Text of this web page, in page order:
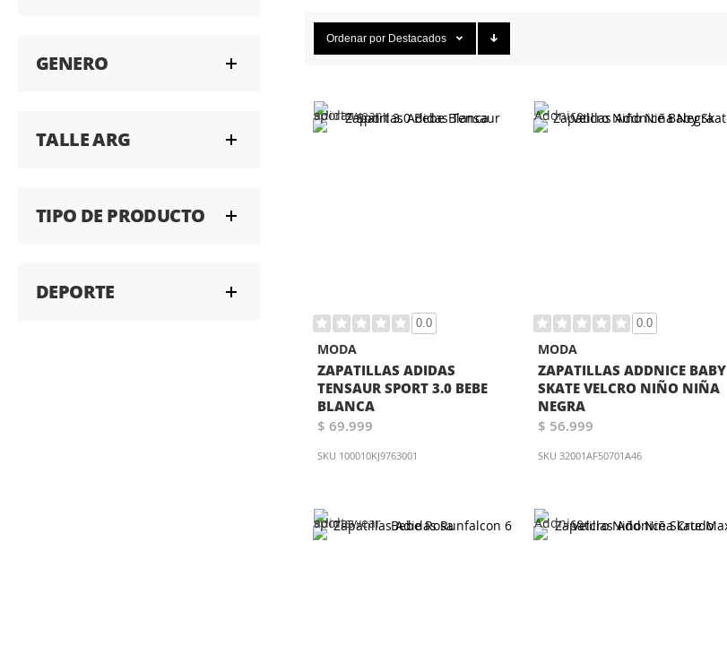
Ordenar por Destacados
0.0
MODA
ZAPATILLAS ADIDAS
TENSAUR SPORT 3.0 BEBE
BLANCA
$ 69.999
SKU 100010KJ9763001
0.0
MODA
ZAPATILLAS ADDNICE BABY
SKATE VELCRO NIÑO NIÑA
NEGRA
$ 56.999
SKU 32001AF50701A46
GENERO
TALLE ARG
TIPO DE PRODUCTO
DEPORTE